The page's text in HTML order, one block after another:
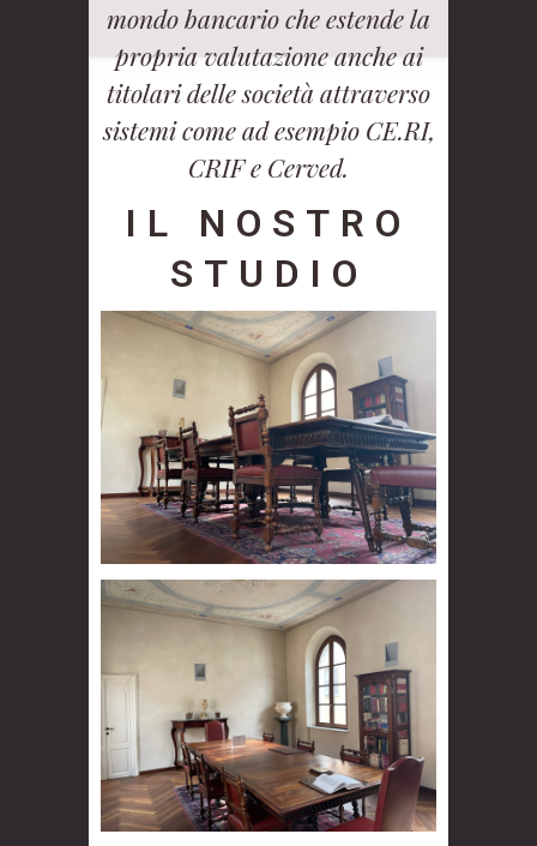
mondo bancario che estende la
propria valutazione anche ai
titolari delle società attraverso
sistemi come ad esempio CE.RI,
CRIF e Cerved.
IL NOSTRO
STUDIO